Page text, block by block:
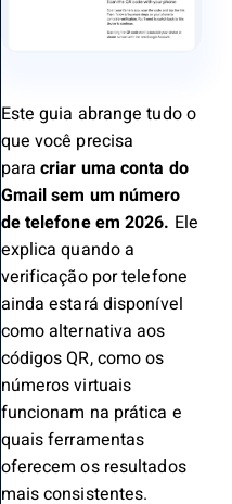
Este guia abrange tudo o
que você precisa
paracriar uma conta do
Gmail sem um número
de telefone em 2026. Ele
explica quando a
verificação por telefone
ainda estará disponível
como alternativa aos
códigos QR, como os
números virtuais
funcionam na prática e
quais ferramentas
oferecem os resultados
mais consistentes.